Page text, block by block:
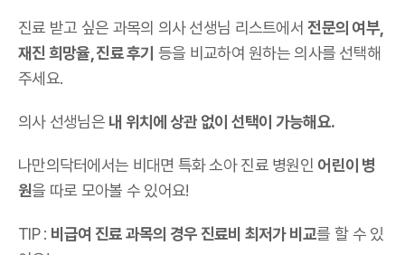
진료 받고 싶은 과목의 의사 선생님 리스트에서전문의 여부,
재진 희망율, 진료 후기 등을 비교하여 원하는 의사를 선택해
주세요.
의사 선생님은 내 위치에 상관 없이 선택이 가능해요.
나만의닥터에서는 비대면 특화 소아 진료 병원인 어린이 병
원을 따로 모아볼 수 있어요!
TIP : 비급여 진료 과목의 경우 진료비 최저가 비교를 할 수 있